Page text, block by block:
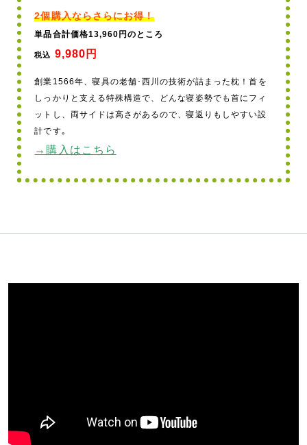
2個購入ならさらにお得！
単品合計価格13,960円のところ
税込 9,980円
創業1566年、寝具の老舗･西川の技術が詰まった枕！首を
しっかりと支える特殊構造で、どんな寝姿勢でも首にフィ
ットし、両サイドは高さがあるので、寝返りもしやすい設
計です｡
→購入はこちら